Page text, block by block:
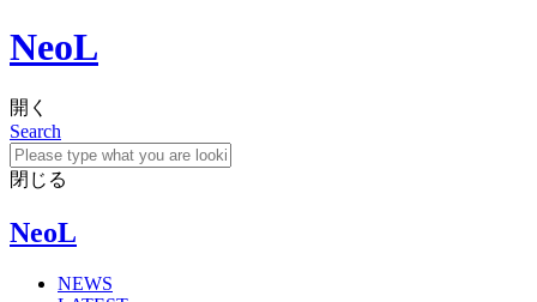
NeoL
開く
Search
閉じる
NeoL
NEWS